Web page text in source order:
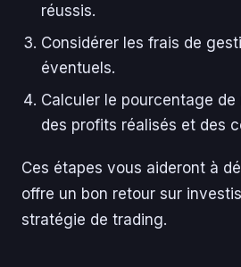
réussis.
Considérer les frais de
éventuels.
Calculer le pourcentage
des profits réalisés et des
Ces étapes vous aideront à
offre un bon retour sur
stratégie de trading.